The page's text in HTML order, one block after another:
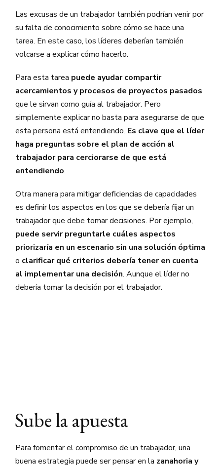
Las excusas de un trabajador también podrían venir por
su falta de conocimiento sobre cómo se hace una
tarea. En este caso, los líderes deberían también
volcarse a explicar cómo hacerlo.
Para esta tarea puede ayudar compartir
acercamientos y procesos de proyectos pasados
que le sirvan como guía al trabajador. Pero
simplemente explicar no basta para asegurarse de que
esta persona está entendiendo. Es clave que el líder
haga preguntas sobre el plan de acción al
trabajador para cerciorarse de que está
entendiendo.
Otra manera para mitigar deficiencias de capacidades
es definir los aspectos en los que se debería fijar un
trabajador que debe tomar decisiones. Por ejemplo,
puede servir preguntarle cuáles aspectos
priorizaría en un escenario sin una solución óptima
o clarificar qué criterios debería tener en cuenta
al implementar una decisión. Aunque el líder no
debería tomar la decisión por el trabajador.
Sube la apuesta
Para fomentar el compromiso de un trabajador, una
buena estrategia puede ser pensar en la zanahoria y